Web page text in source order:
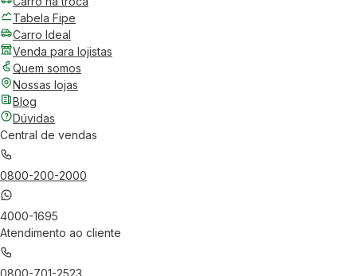
Tabela Fipe
Carro Ideal
Venda para lojistas
Quem somos
Nossas lojas
Blog
Dúvidas
Central de vendas
0800-200-2000
4000-1695
Atendimento ao cliente
0800-701-2523